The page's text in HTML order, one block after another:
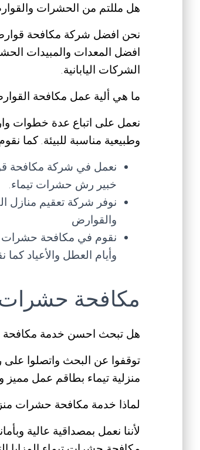
هل مللتم من الحشرات
نحن افضل شركة مكافحة
افضل المعدات والمبيدات
الشركات اليابانية.
ما هي ألية عمل مكافحة
نعمل على اتباع عدة خطوات
وطبيعية مناسبة للبيئة. كما
نعمل في شركة مكافحة
خبير رش حشرات تيماء.
نوفر شركة تعقيم منازل
والقوارض
وأيام العطل والأعياد
مكافحة حشرات
هل تبحث احسن خدمة مكافحة
توقفوا عن البحث واتصلوا
منزلية تيماء بطاقم عمل مميز
لماذا خدمة مكافحة حشرات
لأننا نعمل بمصداقية عالية